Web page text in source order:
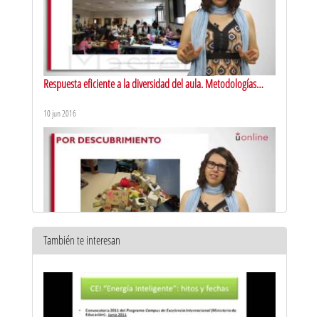
Respuesta eficiente a la diversidad del aula. Metodologías
10 jun 2016
activas de aprendizaje: aprendizaje por descubrimiento
También te interesan